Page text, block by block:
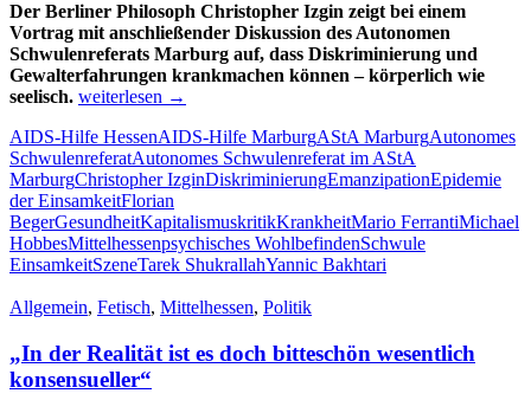
Der Berliner Philosoph Christopher Izgin zeigt bei einem
Vortrag mit anschließender Diskussion des Autonomen
Schwulenreferats Marburg auf, dass Diskriminierung und
Gewalterfahrungen krankmachen können – körperlich wie
seelisch. Schwule
weiterlesen →
AIDS-Hilfe HessenAIDS-Hilfe MarburgAStA MarburgAutonomes
SchwulenreferatAutonomes Schwulenreferat im AStA
MarburgChristopher IzginDiskriminierungEmanzipationEpidemie
der EinsamkeitFlorian
BegerGesundheitKapitalismuskritikKrankheitMario FerrantiMichael
HobbesMittelhessenpsychisches WohlbefindenSchwule
EinsamkeitSzeneTarek ShukrallahYannic Bakhtari
Allgemein, Fetisch, Mittelhessen, Politik
„In der Realität ist es doch bitteschön wesentlich
konsensueller“